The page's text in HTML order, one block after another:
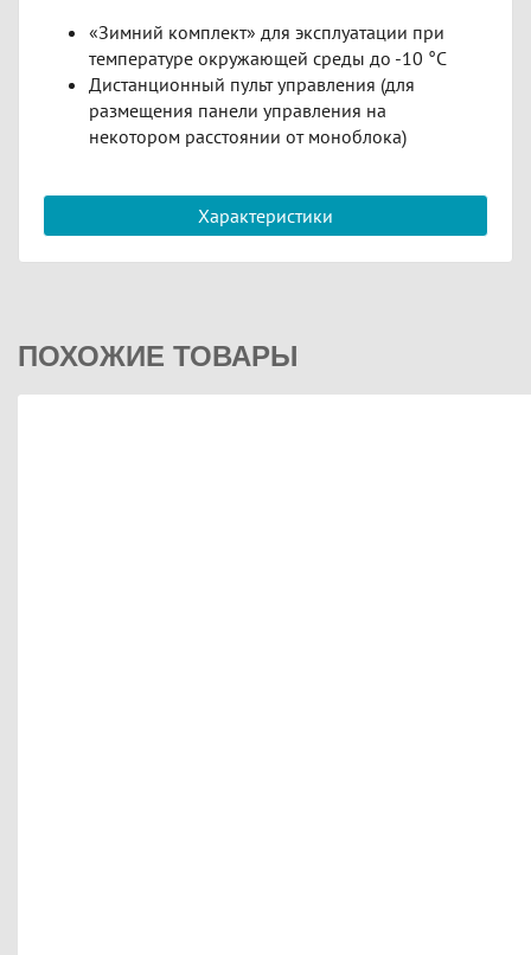
«Зимний комплект» для эксплуатации при
температуре окружающей среды до -10 °C
Дистанционный пульт управления (для
размещения панели управления на
некотором расстоянии от моноблока)
Характеристики
ПОХОЖИЕ ТОВАРЫ